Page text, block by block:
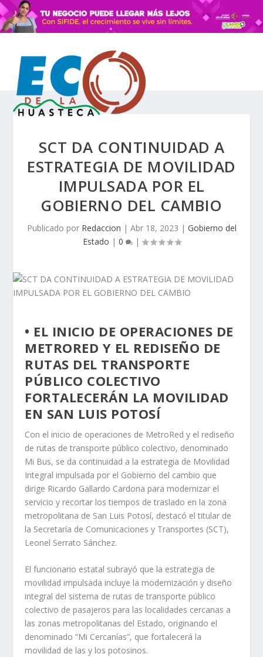
SCT DA CONTINUIDAD A
ESTRATEGIA DE MOVILIDAD
IMPULSADA POR EL
GOBIERNO DEL CAMBIO
Publicado por Redaccion | Abr 18, 2023 | Gobierno del
Estado | 0 |
• EL INICIO DE OPERACIONES DE
METRORED Y EL REDISEÑO DE
RUTAS DEL TRANSPORTE
PÚBLICO COLECTIVO
FORTALECERÁN LA MOVILIDAD
EN SAN LUIS POTOSÍ
Con el inicio de operaciones de MetroRed y el rediseño
de rutas de transporte público colectivo, denominado
Mi Bus, se da continuidad a la estrategia de Movilidad
Integral impulsada por el Gobierno del cambio que
dirige Ricardo Gallardo Cardona para modernizar el
servicio y recortar los tiempos de traslado en la zona
metropolitana de San Luis Potosí, destacó el titular de
la Secretaría de Comunicaciones y Transportes (SCT),
Leonel Serrato Sánchez.
El funcionario estatal subrayó que la estrategia de
movilidad impulsada incluye la modernización y diseño
integral del sistema de rutas de transporte público
colectivo de pasajeros para las localidades cercanas a
las zonas metropolitanas del Estado, originando el
denominado “Mi Cercanías”, que fortalecerá la
movilidad de las y los potosinos.